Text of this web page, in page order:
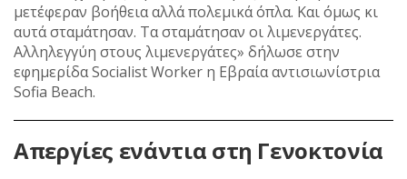
μετέφεραν βοήθεια αλλά πολεμικά όπλα. Και όμως κι
αυτά σταμάτησαν. Τα σταμάτησαν οι λιμενεργάτες.
Αλληλεγγύη στους λιμενεργάτες» δήλωσε στην
εφημερίδα Socialist Worker η Εβραία αντισιωνίστρια
Sofia Beach.
Απεργίες ενάντια στη Γενοκτονία